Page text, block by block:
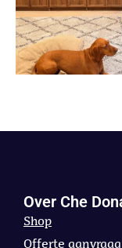
Over Che
Shop
Offerte aanvraag